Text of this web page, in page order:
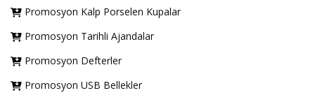
Promosyon Kalp Porselen Kupalar
Promosyon Tarihli Ajandalar
Promosyon Defterler
Promosyon USB Bellekler